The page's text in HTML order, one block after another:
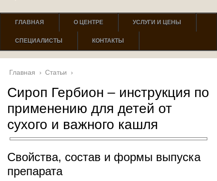
ГЛАВНАЯ О ЦЕНТРЕ УСЛУГИ И ЦЕНЫ
СПЕЦИАЛИСТЫ КОНТАКТЫ
Главная › Статьи ›
Сироп Гербион – инструкция по
применению для детей от
сухого и важного кашля
Свойства, состав и формы выпуска
препарата